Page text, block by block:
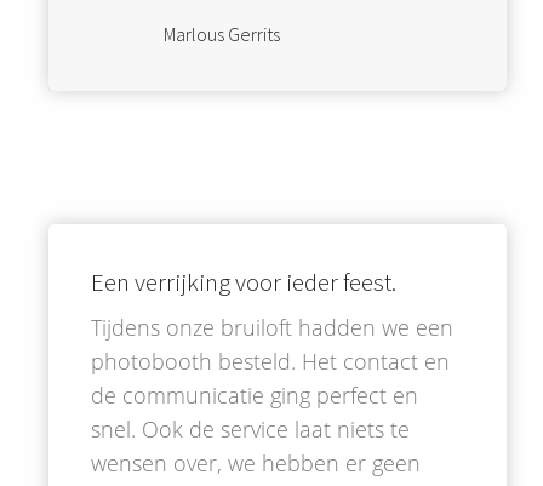
Marlous Gerrits
Een verrijking voor ieder feest.
Tijdens onze bruiloft hadden we een
photobooth besteld. Het contact en
de communicatie ging perfect en
snel. Ook de service laat niets te
wensen over, we hebben er geen